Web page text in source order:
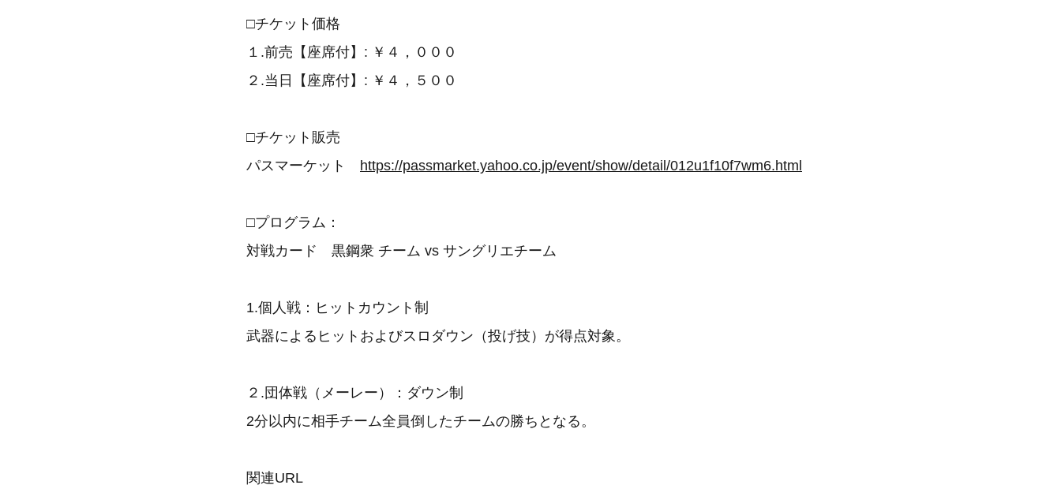
□チケット価格
１.前売【座席付】: ￥４，０００
２.当日【座席付】: ￥４，５００
□チケット販売
パスマーケット https://passmarket.yahoo.co.jp/event/show/detail/012u1f10f7wm6.html
□プログラム：
対戦カード 黒鋼衆 チーム vs サングリエチーム
1.個人戦：ヒットカウント制
武器によるヒットおよびスロダウン（投げ技）が得点対象。
２.団体戦（メーレー）：ダウン制
2分以内に相手チーム全員倒したチームの勝ちとなる。
関連URL